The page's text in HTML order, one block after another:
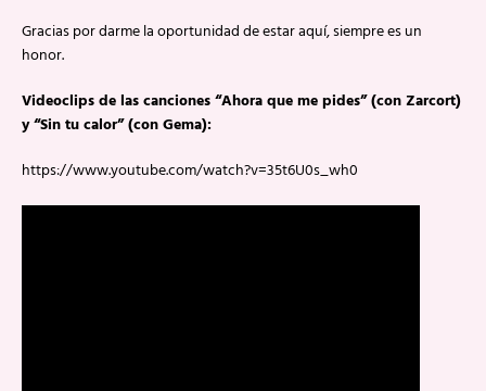
Gracias por darme la oportunidad de estar aquí, siempre es un
honor.
Videoclips de las canciones “Ahora que me pides” (con Zarcort)
y “Sin tu calor” (con Gema):
https://www.youtube.com/watch?v=35t6U0s_wh0